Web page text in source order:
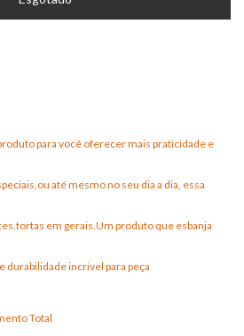
para você oferecer mais praticidade e
até mesmo no seu dia a dia, essa
em gerais.Um produto que esbanja
durabilidade incrivel para peça
Total